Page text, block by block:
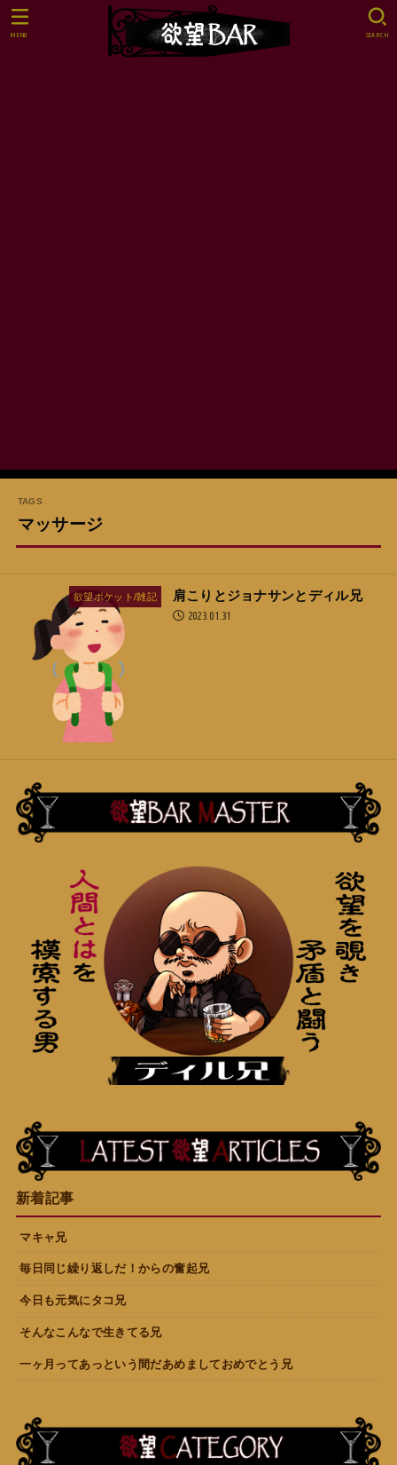
SEARCH
MENU
マッサージ
欲望ポケット/雑記 肩こりとジョナサンとディル兄
2023.01.31
新着記事
マキャ兄
毎日同じ繰り返しだ！からの奮起兄
今日も元気にタコ兄
そんなこんなで生きてる兄
一ヶ月ってあっという間だあめましておめでとう兄